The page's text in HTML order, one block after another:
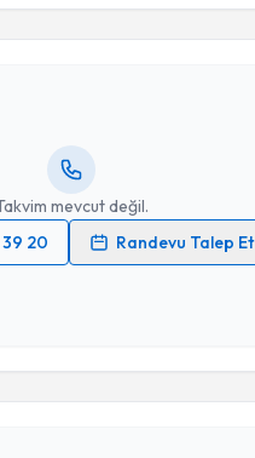
mevcut değil.
39 20
Randevu Talep Et
Talebini Gönder